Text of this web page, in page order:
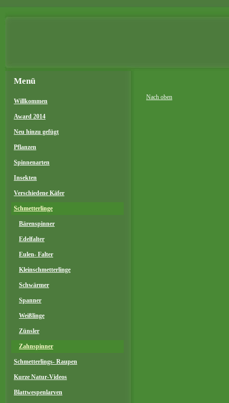
Menü
Willkommen
Award 2014
Neu hinzu gefügt
Pflanzen
Spinnenarten
Insekten
Verschiedene Käfer
Schmetterlinge
Bärenspinner
Edelfalter
Eulen- Falter
Kleinschmetterlinge
Schwärmer
Spanner
Weißlinge
Zünsler
Zahnspinner
Schmetterlings- Raupen
Kurze Natur-Videos
Blattwespenlarven
Nach oben